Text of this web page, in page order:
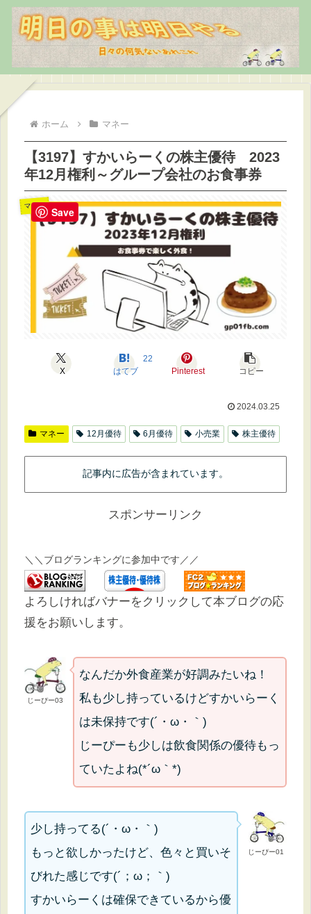
ホーム マネー
【3197】すかいらーくの株主優待 2023
年12月権利～グループ会社のお食事券
マネー
X はてブ
22
Pinterest
コピー
2024.03.25
マネー 12月優待 6月優待 小売業 株主優待
記事内に広告が含まれています。
スポンサーリンク
＼＼ブログランキングに参加中です／／
よろしければバナーをクリックして本ブログの応
援をお願いします。
じーぴー03
なんだか外食産業が好調みたいね！
私も少し持っているけどすかいらーく
は未保持です(´・ω・｀)
じーぴーも少しは飲食関係の優待もっ
ていたよね(*´ω｀*)
じーぴー01
少し持ってる(´・ω・｀)
もっと欲しかったけど、色々と買いそ
びれた感じです(´；ω；｀)
すかいらーくは確保できているから優
Save